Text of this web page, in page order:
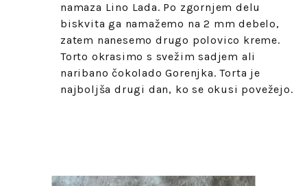
namaza Lino Lada. Po zgornjem delu
biskvita ga namažemo na 2 mm debelo,
zatem nanesemo drugo polovico kreme.
Torto okrasimo s svežim sadjem ali
naribano čokolado Gorenjka. Torta je
najboljša drugi dan, ko se okusi povežejo.